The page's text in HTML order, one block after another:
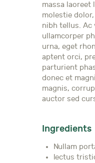
massa laoreet
molestie
nibh tellus. Ac
ullamcorper
urna, eget
aptent orci,
parturient
donec et
magnis,
auctor sed
Ingredients
Nullam
lectus